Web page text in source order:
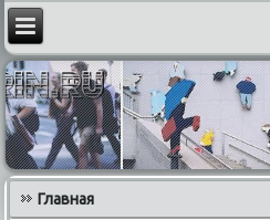
Главная